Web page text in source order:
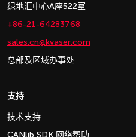
绿地汇中心A座522室
+86-21-64283768
sales.cn@kvaser.com
总部及区域办事处
支持
技术支持
CANlib SDK 网络帮助